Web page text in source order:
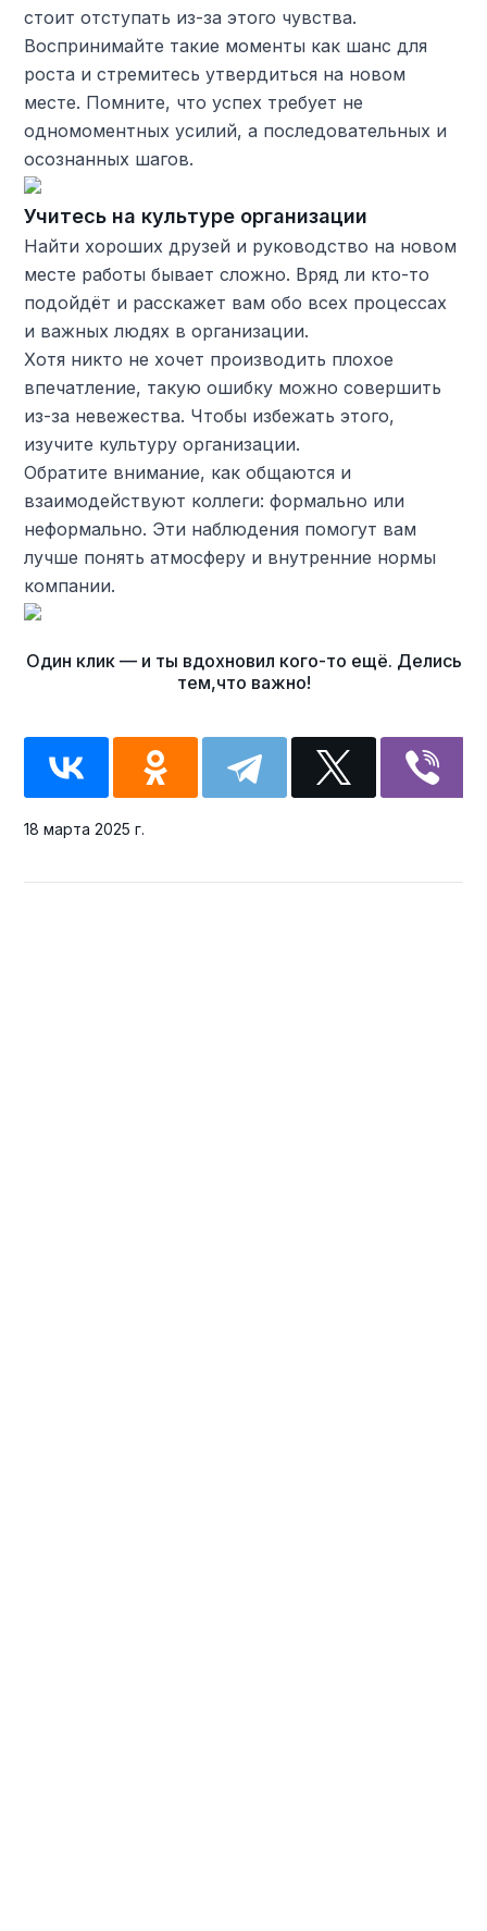
стоит отступать из-за этого чувства.
Воспринимайте такие моменты как шанс для
роста и стремитесь утвердиться на новом
месте. Помните, что успех требует не
одномоментных усилий, а последовательных и
осознанных шагов.
Учитесь на культуре организации
Найти хороших друзей и руководство на новом
месте работы бывает сложно. Вряд ли кто-то
подойдёт и расскажет вам обо всех процессах
и важных людях в организации.
Хотя никто не хочет производить плохое
впечатление, такую ошибку можно совершить
из-за невежества. Чтобы избежать этого,
изучите культуру организации.
Обратите внимание, как общаются и
взаимодействуют коллеги: формально или
неформально. Эти наблюдения помогут вам
лучше понять атмосферу и внутренние нормы
компании.
18 марта 2025 г.